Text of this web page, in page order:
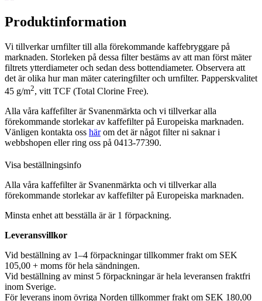
Produktinformation
Vi tillverkar urnfilter till alla förekommande kaffebryggare på
marknaden. Storleken på dessa filter bestäms av att man först mäter
filtrets ytterdiameter och sedan dess bottendiameter. Observera att
det är olika hur man mäter cateringfilter och urnfilter. Papperskvalitet
45 g/m2, vitt TCF (Total Clorine Free).
Alla våra kaffefilter är Svanenmärkta och vi tillverkar alla
förekommande storlekar av kaffefilter på Europeiska marknaden.
Vänligen kontakta oss härom det är något filter ni saknar i
webbshopen eller ring oss på 0413-77390.
Visa beställningsinfo
Alla våra kaffefilter är Svanenmärkta och vi tillverkar alla
förekommande storlekar av kaffefilter på Europeiska marknaden.
Minsta enhet att besställa är är 1 förpackning.
Leveransvillkor
Vid beställning av 1–4 förpackningar tillkommer frakt om SEK
105,00 + moms för hela sändningen.
Vid beställning av minst 5 förpackningar är hela leveransen fraktfri
inom Sverige.
För leverans inom övriga Norden tillkommer frakt om SEK 180,00